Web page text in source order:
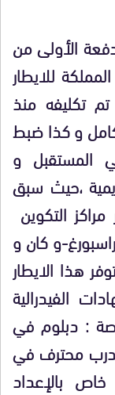
الأولى من
للايطار
تكليفه منذ
و كامل و كذا ضبط
المستقبل و
،حيث سبق
التكوين
و كان و
حيث يتوفر هذا الايطار
الفيدرالية
: دبلوم في
محترف في
بالإعداد